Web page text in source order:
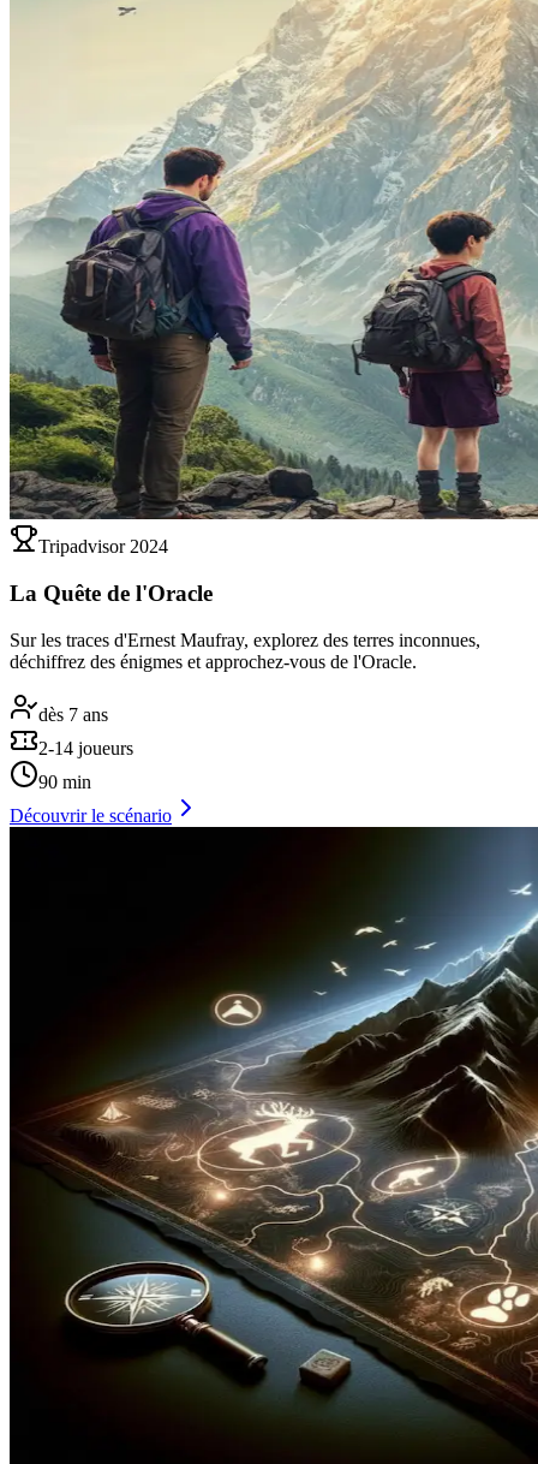
Tripadvisor 2024
La Quête de l'Oracle
Sur les traces d'Ernest Maufray, explorez des terres inconnues,
déchiffrez des énigmes et approchez-vous de l'Oracle.
dès 7 ans
2-14 joueurs
90 min
Découvrir le scénario